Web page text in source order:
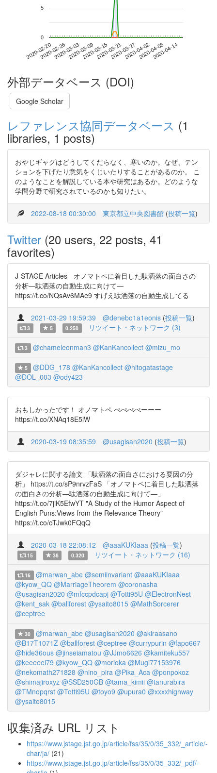
2020-02-202020-02-262020-03-032020-03-092020-03-152020-03-212020-03-272020-04-022020-04-082020-04-14
0
5
外部データベース (DOI)
Google Scholar
レファレンス協同データベース (1
libraries, 1 posts)
おやじギャグはどうしてくだらなく、寒いのか。なぜ、テン
ションを下げたり意気をくじいたりすることがあるのか。 こ
のようなことを解説している本や研究はあるか。どのような
学問分野で研究されているのかも知りたい。
2022-08-18 00:30:00 東京都立中央図書館 (投稿一覧)
Twitter (20 users, 22 posts, 41
favorites)
J-STAGE Articles - オノマトペに着目した駄洒落の面白さの
分析―駄洒落の自動生成に向けて―
https://t.co/NQsAv6MAe9 すげえ駄洒落の自動生成してる
2021-03-29 19:59:39 @denebo1a1eonis (投稿一覧)
3 5 0.258 リツイート・ネットワーク (3)
3 @chameleonman3 @KanKancollect @mizu_mo
5 @DDG_178 @KanKancollect @hitogatastage
@DOL_003 @ody423
おもしかったです！ オノマトペ ぺぺぺぺーーー
https://t.co/XNAq18E5lW
2020-03-19 08:35:59 @usagisan2020 (投稿一覧)
ダジャレに関する論文 「駄洒落の面白さにおける要因の分
析」 https://t.co/sP9nrvzFaS 「オノマトペに着目した駄洒落
の面白さの分析―駄洒落の自動生成に向けて―」
https://t.co/7jiK5EfwYT "A Study of the Humor Aspect of
English Puns:Views from the Relevance Theory"
https://t.co/oTJwk0FQqQ
2020-03-18 22:08:12 @aaaKUKIaaa (投稿一覧)
15 38 0.320 リツイート・ネットワーク (16)
16 @marwan_abe @semiinvariant @aaaKUKIaaa
@kyow_QQ @MarriageTheorem @coronasha
@usagisan2020 @mfccpdcapj @Totti95U @ElectronNest
@kent_sak @ballforest @ysaito8015 @MathSorcerer
@ceptree
30 @marwan_abe @usagisan2020 @akiraasano
@B17T1071Z @ballforest @ceptree @currypurin @fapo667
@hide36ous @jinseiamatou @JJmo6626 @kamiteku557
@keeeeei79 @kyow_QQ @morioka @Mugi77153976
@nekomath271828 @nino_pira @Pika_Aca @ponpokoz
@shimajiroxyz @SSD250GB @tama_kimii @tanurabira
@TMnopqrst @Totti95U @toyo9 @upura0 @xxxxhighway
@ysaito8015
収集済み URL リスト
https://www.jstage.jst.go.jp/article/fss/35/0/35_332/_article/-
char/ja/ (21)
https://www.jstage.jst.go.jp/article/fss/35/0/35_332/_pdf/-